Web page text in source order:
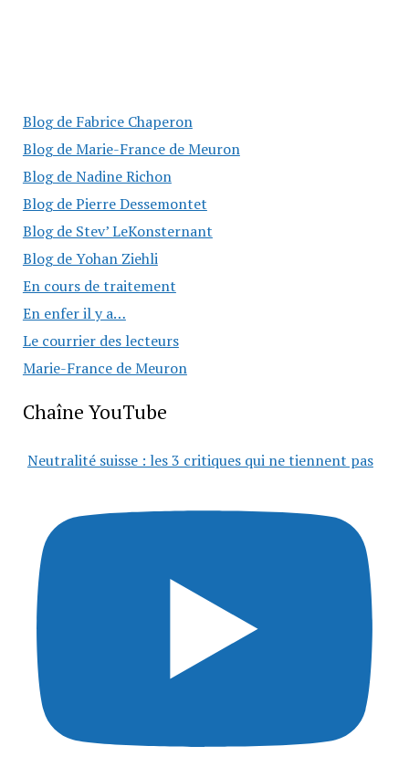
Blog de Fabrice Chaperon
Blog de Marie-France de Meuron
Blog de Nadine Richon
Blog de Pierre Dessemontet
Blog de Stev’ LeKonsternant
Blog de Yohan Ziehli
En cours de traitement
En enfer il y a…
Le courrier des lecteurs
Marie-France de Meuron
Chaîne YouTube
Neutralité suisse : les 3 critiques qui ne tiennent pas